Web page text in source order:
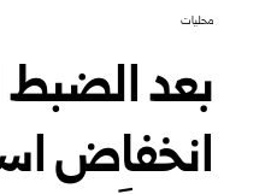
محليات
بعد الضبط